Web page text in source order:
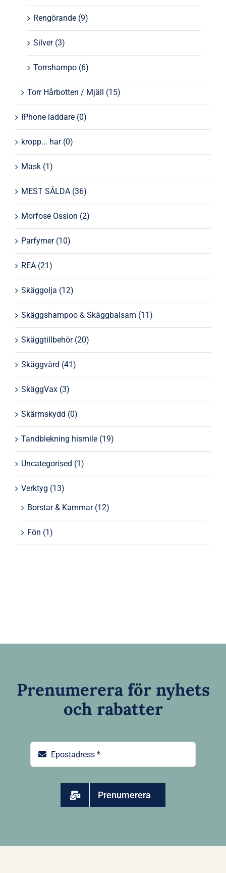
Rengörande (9)
Silver (3)
Torrshampo (6)
Torr Hårbotten / Mjäll (15)
IPhone laddare (0)
kropp... har (0)
Mask (1)
MEST SÅLDA (36)
Morfose Ossion (2)
Parfymer (10)
REA (21)
Skäggolja (12)
Skäggshampoo & Skäggbalsam (11)
Skäggtillbehör (20)
Skäggvård (41)
SkäggVax (3)
Skärmskydd (0)
Tandblekning hismile (19)
Uncategorised (1)
Verktyg (13)
Borstar & Kammar (12)
Fön (1)
Prenumerera för nyhets
och rabatter
Prenumerera